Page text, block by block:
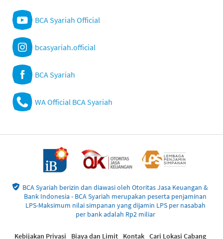
BCA Syariah Official
bcasyariah.official
BCA Syariah
WA Official BCA Syariah
BCA Syariah berizin dan diawasi oleh Otoritas Jasa Keuangan &
Bank Indonesia - BCA Syariah merupakan peserta penjaminan
LPS-Maksimum nilai simpanan yang dijamin LPS per nasabah
per bank adalah Rp2 miliar
Kebijakan Privasi Biaya dan Limit Kontak Cari Lokasi Cabang